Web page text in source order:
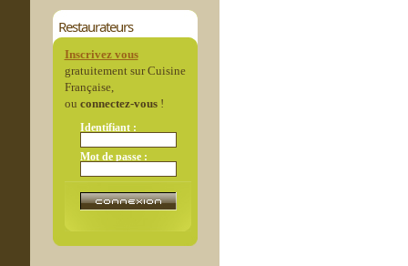
Restaurateurs
Inscrivez vous
gratuitement sur Cuisine
Française,
ou connectez-vous!
Identifiant :
Mot de passe :